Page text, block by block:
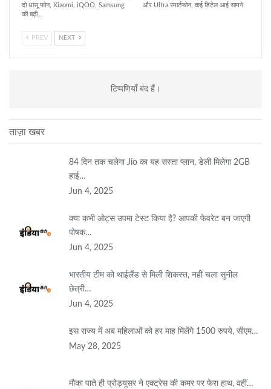
दो धांसू फोन, Xiaomi, iQOO, Samsung
की बढ़ी…
और Ultra स्मार्टफोन, कई डिटेल आई सामने
PREV NEXT
टिप्पणियाँ बंद हैं।
ताज़ा खबर
84 दिन तक चलेगा Jio का यह सस्ता प्लान, डेली मिलेगा 2GB
हाई…
Jun 4, 2025
क्या कभी ओट्स उपमा टेस्ट किया है? आपकी फेवरेट बन जाएगी
पोषक…
Jun 4, 2025
भारतीय टीम को थाईलैंड से मिली शिकस्त, नहीं चला सुनील
छेत्री…
Jun 4, 2025
इस राज्य में अब महिलाओं को हर माह मिलेंगे 1500 रुपये, सीएम…
May 28, 2025
मौका पाते ही प्रोड्यूसर ने एक्ट्रेस की कमर पर फेरा हाथ, वहीं…